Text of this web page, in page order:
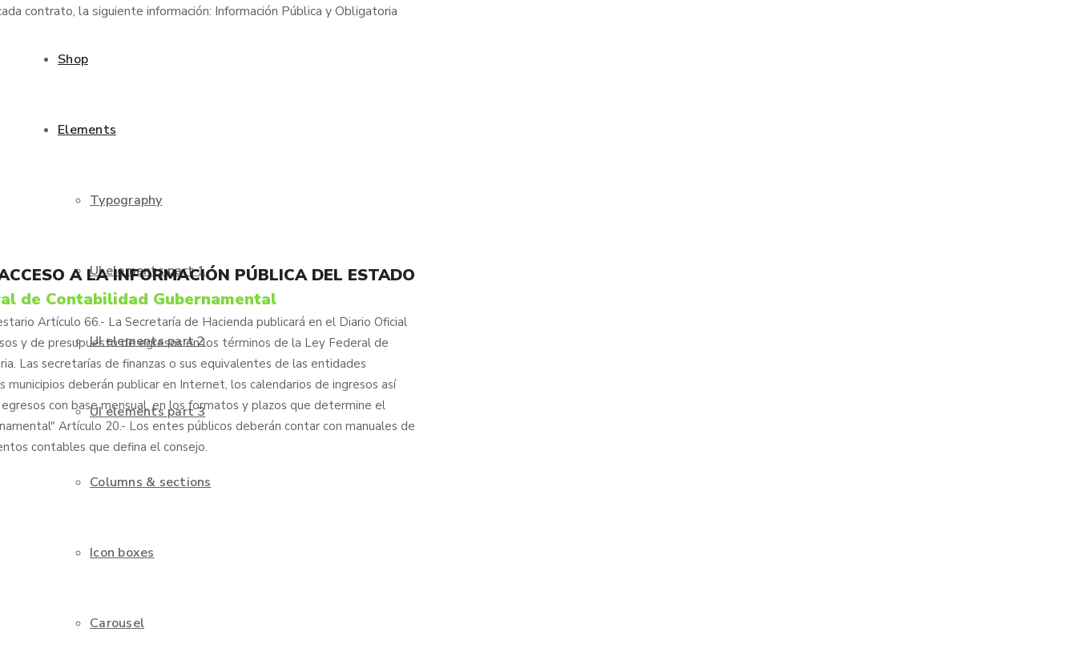
Shop
Elements
Typography
UI elements part 1
UI elements part 2
UI elements part 3
Columns & sections
Icon boxes
Carousel
contrato, la siguiente información: Información Pública y Obligatoria
A LA INFORMACIÓN PÚBLICA DEL ESTADO
de Contabilidad Gubernamental
Artículo 66.- La Secretaría de Hacienda publicará en el Diario Oficial
y de presupuesto de egresos en los términos de la Ley Federal de
Las secretarías de finanzas o sus equivalentes de las entidades
deberán publicar en Internet, los calendarios de ingresos así
con base mensual, en los formatos y plazos que determine el
Artículo 20.- Los entes públicos deberán contar con manuales de
contables que defina el consejo.